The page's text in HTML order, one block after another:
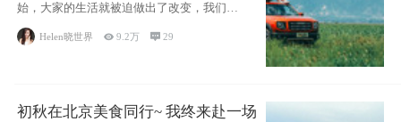
始，大家的生活就被迫做出了改变，我们也
不例外。本来双双辞职是为
Helen晓世界 9.2万 29
初秋在北京美食同行~ 我终来赴一场